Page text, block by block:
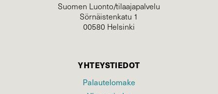
Suomen Luonto/tilaajapalvelu
Sörnäistenkatu 1
00580 Helsinki
YHTEYSTIEDOT
Palautelomake